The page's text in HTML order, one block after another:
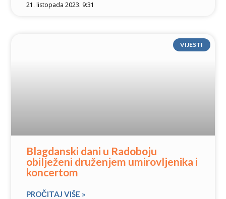
21. listopada 2023. 9:31
VIJESTI
Blagdanski dani u Radoboju
obilježeni druženjem umirovljenika i
koncertom
PROČITAJ VIŠE »